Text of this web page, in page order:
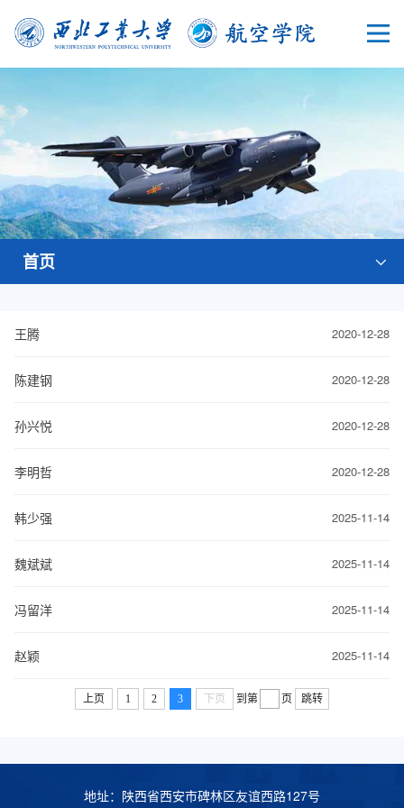
首页
2020-12-28
王腾
2020-12-28
陈建钢
2020-12-28
孙兴悦
2020-12-28
李明哲
2025-11-14
韩少强
2025-11-14
魏斌斌
2025-11-14
冯留洋
2025-11-14
赵颖
上页 1 2 3 下页 到第 页 跳转
地址：陕西省西安市碑林区友谊西路127号